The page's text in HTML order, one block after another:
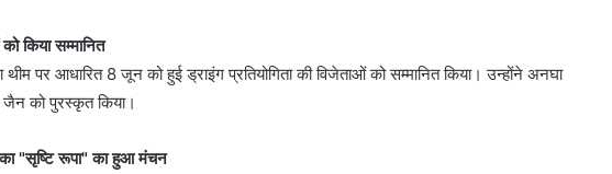
किया सम्मानित
थीम पर आधारित 8 जून को हुई ड्राइंग प्रतियोगिता की विजेताओं को सम्मानित किया। उन्होंने अनघा
जैन को पुरस्कृत किया।
"सृष्टि रूपा" का हुआ मंचन